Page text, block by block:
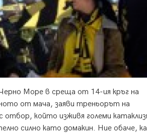
Море в среща от 14-ия кръг на
от мача, заяви треньорът на
който изживя големи
силно като домакин. Ние обаче,